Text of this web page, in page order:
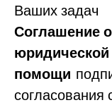
Ваших задач
Соглашение
юридической
помощи
согласования